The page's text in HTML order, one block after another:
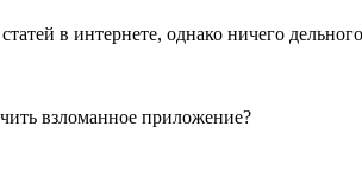
в интернете, однако ничего
взломанное приложение?